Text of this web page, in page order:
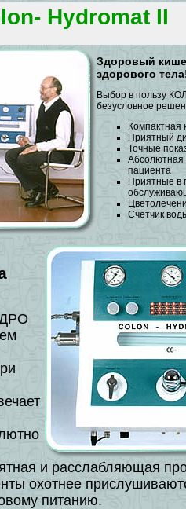
Hydromat II
Здоровый
здорового
Выбор в пользу
безусловное
Компактная
Приятный
Точные
Абсолютная
пациента
Приятные в
Счетчик
и расслабляющая
охотнее
питанию.